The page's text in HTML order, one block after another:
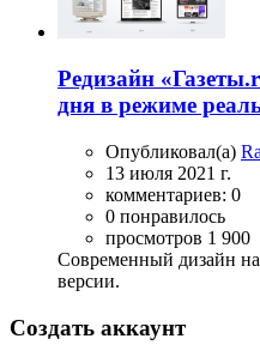
Редизайн
дня в режиме
Опубликовал(а)
13 июля 2021 г.
комментариев: 0
0 понравилось
просмотров 1 900
Современный дизайн
версии.
Создать аккаунт